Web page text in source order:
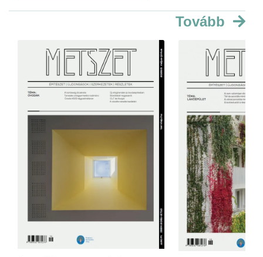
Tovább